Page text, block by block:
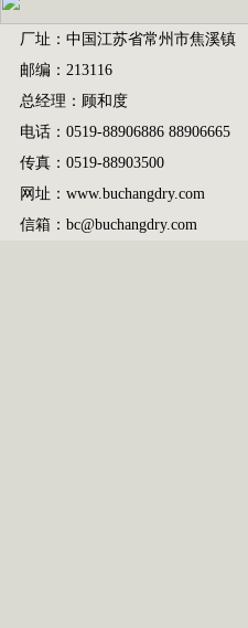
厂址：中国江苏省常州市焦溪镇
邮编：213116
总经理：顾和度
电话：0519-88906886 88906665
传真：0519-88903500
网址：www.buchangdry.com
信箱：bc@buchangdry.com